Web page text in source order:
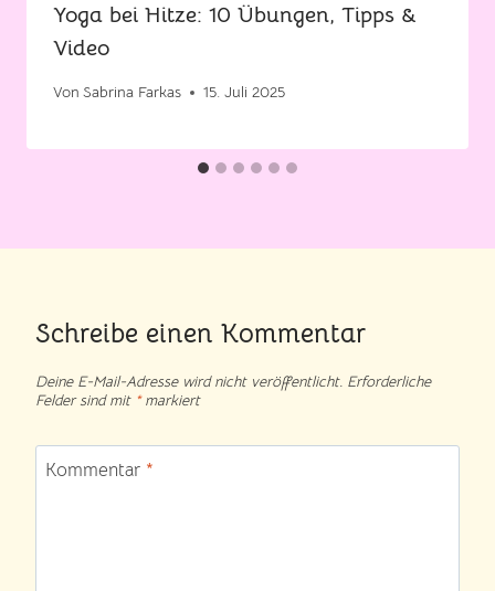
Yoga bei Hitze: 10 Übungen, Tipps &
Video
Von Sabrina Farkas 15. Juli 2025
Schreibe einen Kommentar
Deine E-Mail-Adresse wird nicht veröffentlicht. Erforderliche
Felder sind mit *markiert
Kommentar *